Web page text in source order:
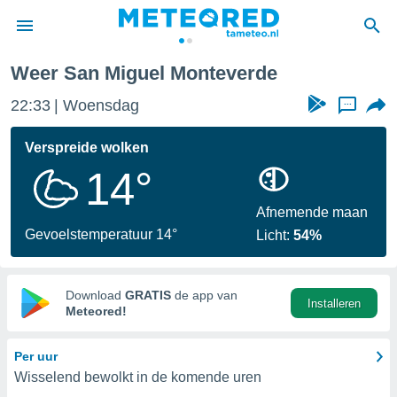
door
verstrekte
hoge
hebt de
voor
op basis
Weer San Miguel Monteverde
22:33 Woensdag ...
Verspreide wolken
14°
Gevoelstemperatuur 14°
Afnemende maan
Licht:54%
Download GRATIS de app van
Meteored!
Installeren
Per uur
Wisselend bewolkt in de komende uren